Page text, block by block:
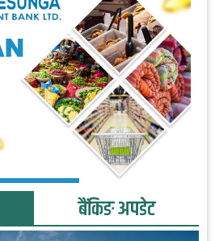
बैंकिङ अपडेट